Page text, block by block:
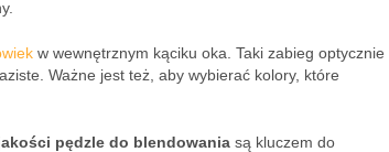
w wewnętrznym kąciku oka. Taki zabieg optycznie
Ważne jest też, aby wybierać kolory, które
pędzle do blendowania są kluczem do